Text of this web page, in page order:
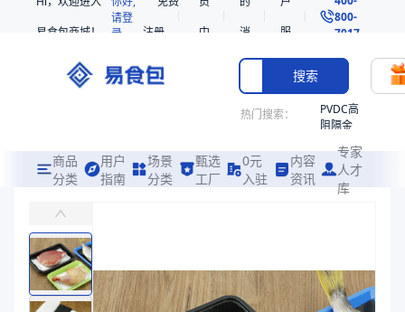
易食包商城！
请登
录
注册
中
消
息
服
务
800-
7017
搜索
热门搜索：
PVDC高
阻隔金
共挤热
收缩袋
收缩袋
221360
商品
分类
用户
指南
场景
分类
甄选
工厂
0元
入驻
内容
资讯
专家
人才
库
主要应用于生鲜肉的吸水包装
易食包（EPAK）专注于棉质生鲜肉吸水垫包装，提供详尽的规格参数
产品卖点：吸水性、锁水性、美观性
应用场景：主要应用于生鲜肉的吸水包装